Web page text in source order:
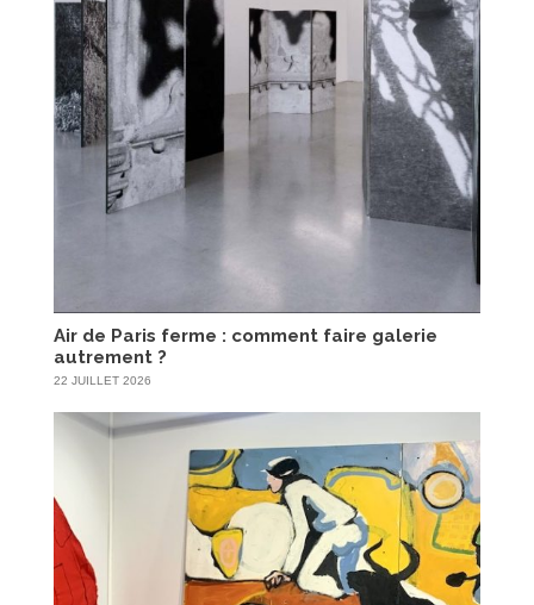
Air de Paris ferme : comment faire galerie
autrement ?
22 JUILLET 2026